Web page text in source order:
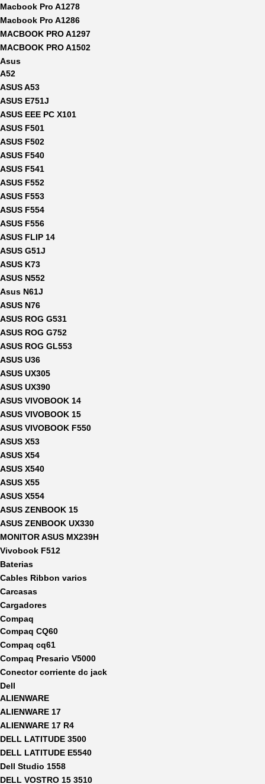
Macbook Pro A1278
Macbook Pro A1286
MACBOOK PRO A1297
MACBOOK PRO A1502
Asus
A52
ASUS A53
ASUS E751J
ASUS EEE PC X101
ASUS F501
ASUS F502
ASUS F540
ASUS F541
ASUS F552
ASUS F553
ASUS F554
ASUS F556
ASUS FLIP 14
ASUS G51J
ASUS K73
ASUS N552
Asus N61J
ASUS N76
ASUS ROG G531
ASUS ROG G752
ASUS ROG GL553
ASUS U36
ASUS UX305
ASUS UX390
ASUS VIVOBOOK 14
ASUS VIVOBOOK 15
ASUS VIVOBOOK F550
ASUS X53
ASUS X54
ASUS X540
ASUS X55
ASUS X554
ASUS ZENBOOK 15
ASUS ZENBOOK UX330
MONITOR ASUS MX239H
Vivobook F512
Baterias
Cables Ribbon varios
Carcasas
Cargadores
Compaq
Compaq CQ60
Compaq cq61
Compaq Presario V5000
Conector corriente dc jack
Dell
ALIENWARE
ALIENWARE 17
ALIENWARE 17 R4
DELL LATITUDE 3500
DELL LATITUDE E5540
Dell Studio 1558
DELL VOSTRO 15 3510